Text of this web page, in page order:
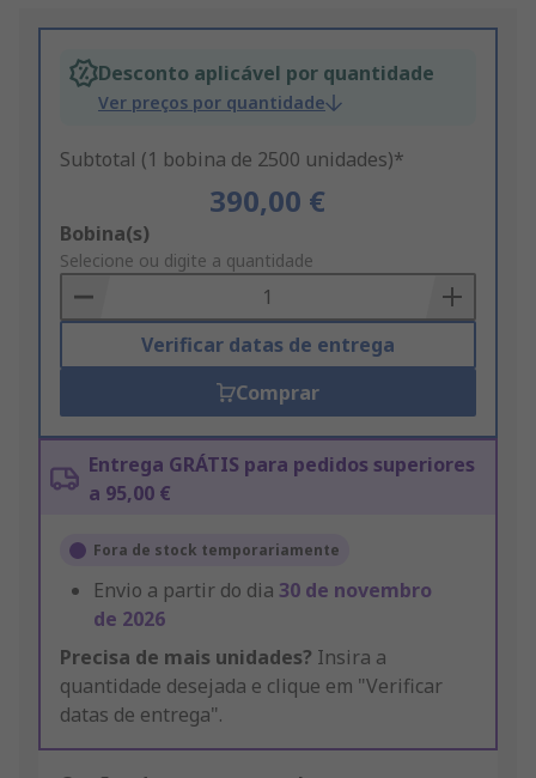
Desconto aplicável por quantidade
Ver preços por quantidade
Subtotal (1 bobina de 2500 unidades)*
390,00 €
Add
to
Basket
Bobina(s)
Selecione ou digite a quantidade
Verificar datas de entrega
Comprar
Entrega GRÁTIS para pedidos superiores
a 95,00 €
Fora de stock temporariamente
Envio a partir do dia 30 de novembro
de 2026
Precisa de mais unidades? Insira a
quantidade desejada e clique em "Verificar
datas de entrega".